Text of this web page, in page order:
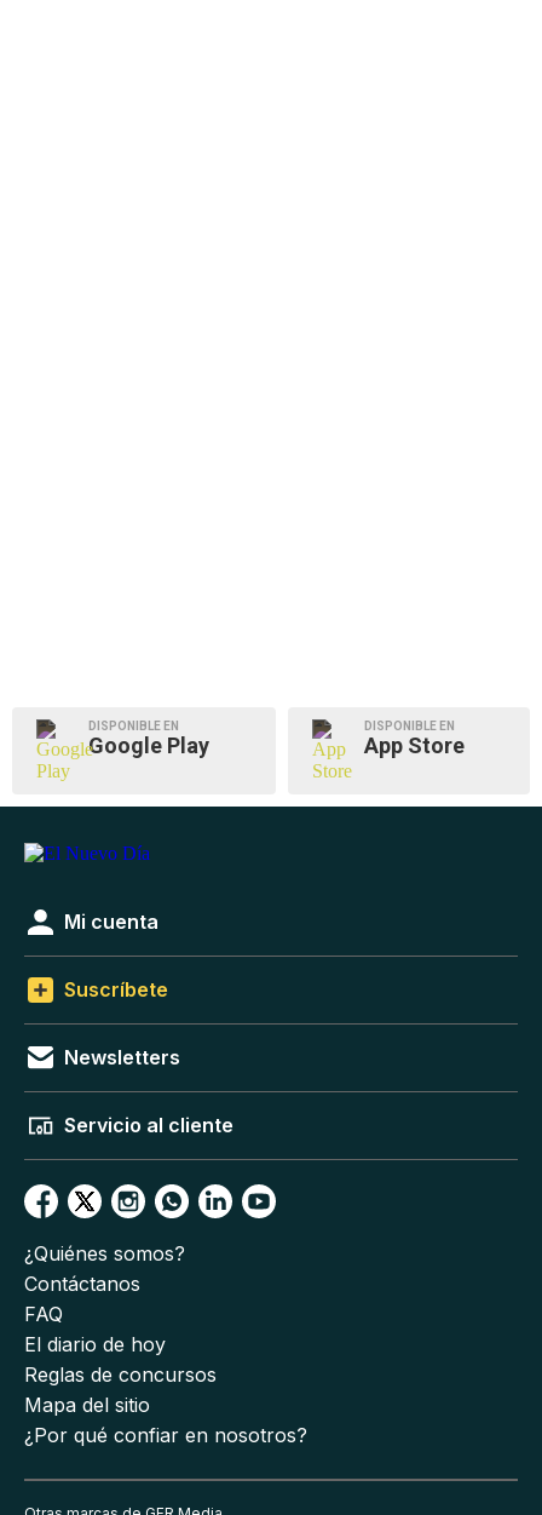
DISPONIBLE EN
Google Play
DISPONIBLE EN
App Store
Mi cuenta
Suscríbete
Newsletters
Servicio al cliente
¿Quiénes somos?
Contáctanos
FAQ
El diario de hoy
Reglas de concursos
Mapa del sitio
¿Por qué confiar en nosotros?